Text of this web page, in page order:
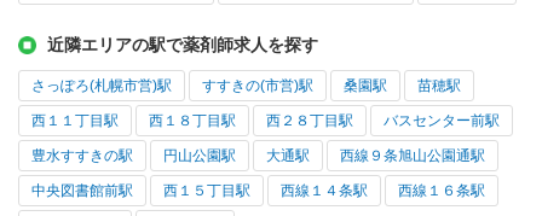
近隣エリアの駅で薬剤師求人を探す
さっぽろ(札幌市営)駅 すすきの(市営)駅 桑園駅 苗穂駅
西１１丁目駅 西１８丁目駅 西２８丁目駅 バスセンター前駅
豊水すすきの駅 円山公園駅 大通駅 西線９条旭山公園通駅
中央図書館前駅 西１５丁目駅 西線１４条駅 西線１６条駅